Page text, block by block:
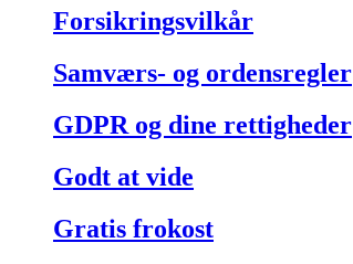
Forsikringsvilkår
Samværs- og ordensregler
GDPR og dine rettigheder
Godt at vide
Gratis frokost